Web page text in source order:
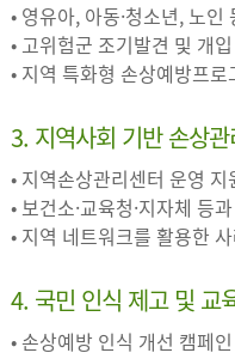
• 영유아, 아동·청소년, 노
• 고위험군 조기발견 및 개
• 지역 특화형 손상예방프로
3. 지역사회 기반 손상
• 지역손상관리센터 운영 지
• 보건소·교육청·지자체 등
• 지역 네트워크를 활용한
4. 국민 인식 제고 및 교
• 손상예방 인식 개선 캠페